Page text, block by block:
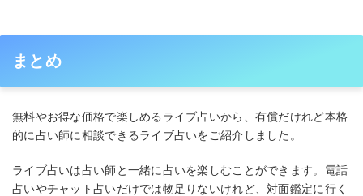
まとめ
無料やお得な価格で楽しめるライブ占いから、有償だけれど本格
的に占い師に相談できるライブ占いをご紹介しました。
ライブ占いは占い師と一緒に占いを楽しむことができます。電話
占いやチャット占いだけでは物足りないけれど、対面鑑定に行く